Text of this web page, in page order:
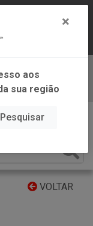
DE
nosso APP
VOLTAR
×
aos
sua região
Pesquisar